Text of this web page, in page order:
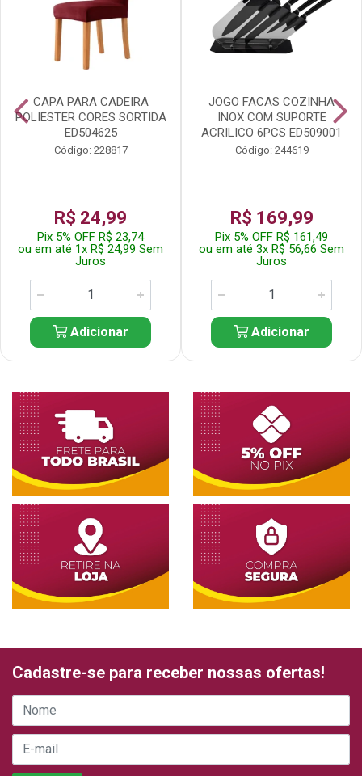
CAPA PARA CADEIRA
POLIESTER CORES SORTIDA
ED504625
Código: 228817
R$ 24,99
Pix 5% OFF R$ 23,74
ou em até 1x R$ 24,99 Sem
Juros
Adicionar
JOGO FACAS COZINHA
INOX COM SUPORTE
ACRILICO 6PCS ED509001
Código: 244619
R$ 169,99
Pix 5% OFF R$ 161,49
ou em até 3x R$ 56,66 Sem
Juros
Adicionar
Cadastre-se para receber nossas ofertas!